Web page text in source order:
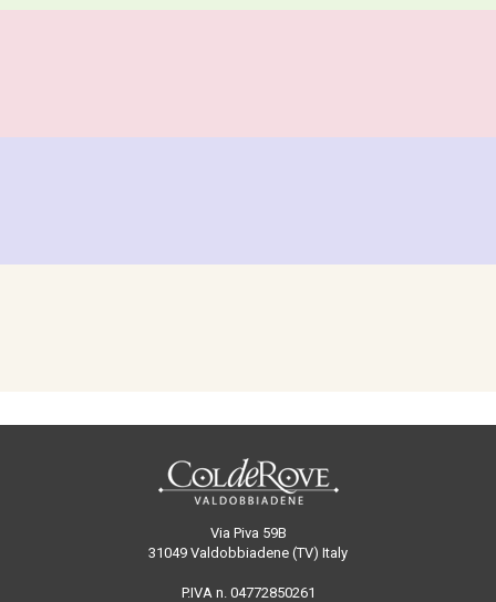
Via Piva 59B
31049 Valdobbiadene (TV) Italy
P.IVA n. 04772850261